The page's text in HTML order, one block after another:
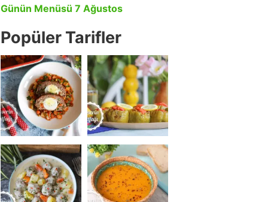
Günün Menüsü 7 Ağustos
Popüler Tarifler